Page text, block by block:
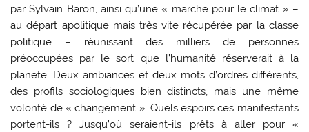
par Sylvain Baron, ainsi qu’une « marche pour le climat » –
au départ apolitique mais très vite récupérée par la classe
politique – réunissant des milliers de personnes
préoccupées par le sort que l’humanité réserverait à la
planète. Deux ambiances et deux mots d’ordres différents,
des profils sociologiques bien distincts, mais une même
volonté de « changement ». Quels espoirs ces manifestants
portent-ils ? Jusqu’où seraient-ils prêts à aller pour «